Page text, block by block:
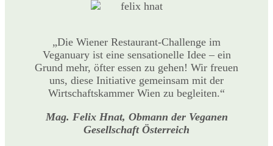
„Die Wiener Restaurant-Challenge im
Veganuary ist eine sensationelle Idee – ein
Grund mehr, öfter essen zu gehen! Wir freuen
uns, diese Initiative gemeinsam mit der
Wirtschaftskammer Wien zu begleiten.“
Mag. Felix Hnat, Obmann der Veganen
Gesellschaft Österreich